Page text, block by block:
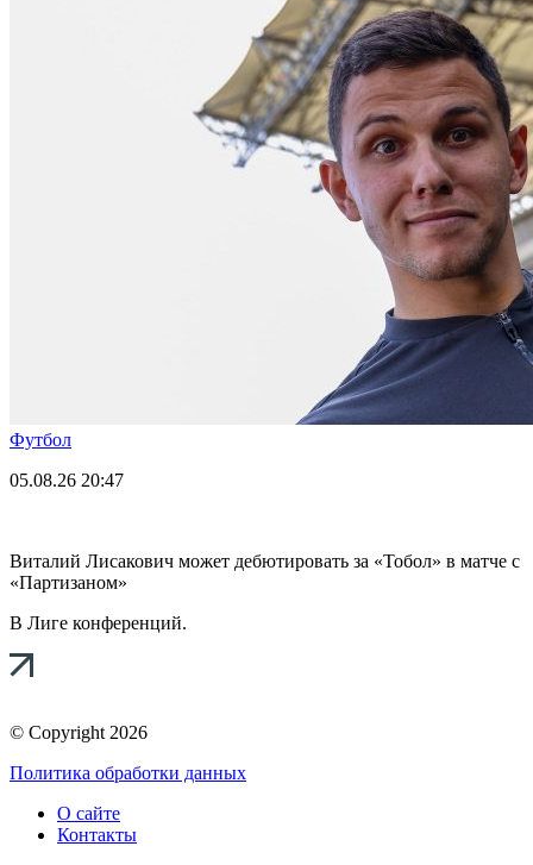
Футбол
05.08.26 20:47
Виталий Лисакович может дебютировать за «Тобол» в матче с
«Партизаном»
В Лиге конференций.
© Copyright 2026
Политика обработки данных
О сайте
Контакты